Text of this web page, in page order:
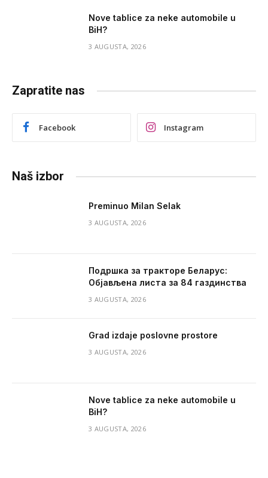
Nove tablice za neke automobile u
BiH?
3 AUGUSTA, 2026
Zapratite nas
Facebook Instagram
Naš izbor
Preminuo Milan Selak
3 AUGUSTA, 2026
Подршка за тракторе Беларус:
Објављена листа за 84 газдинства
3 AUGUSTA, 2026
Grad izdaje poslovne prostore
3 AUGUSTA, 2026
Nove tablice za neke automobile u
BiH?
3 AUGUSTA, 2026